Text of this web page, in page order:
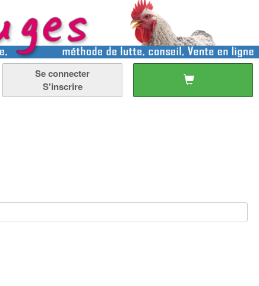
Se connecter
S'inscrire